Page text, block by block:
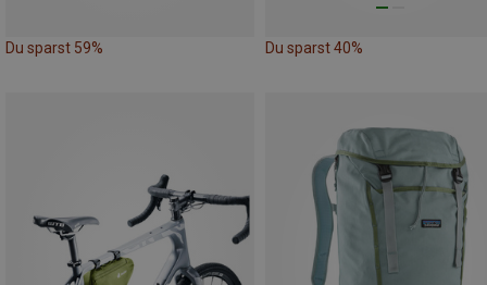
Du sparst 59% Du sparst 40%